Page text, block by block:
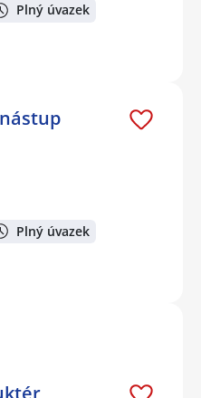
Plný úvazek
nástup
Plný úvazek